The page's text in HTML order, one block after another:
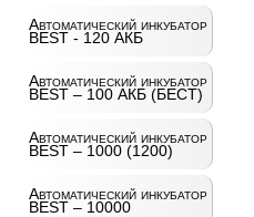
Автоматический инкубатор
BEST - 120 АКБ
Автоматический инкубатор
BEST – 100 АКБ (БЕСТ)
Автоматический инкубатор
BEST – 1000 (1200)
Автоматический инкубатор
BEST – 10000